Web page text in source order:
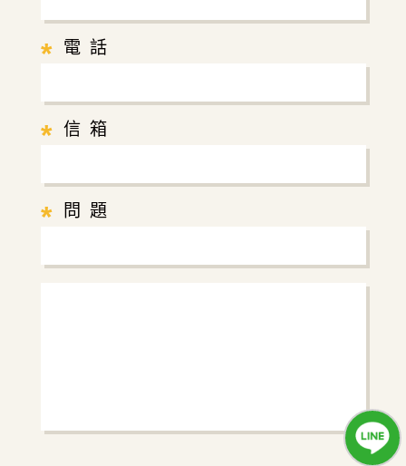
* 電 話
* 信 箱
* 問 題